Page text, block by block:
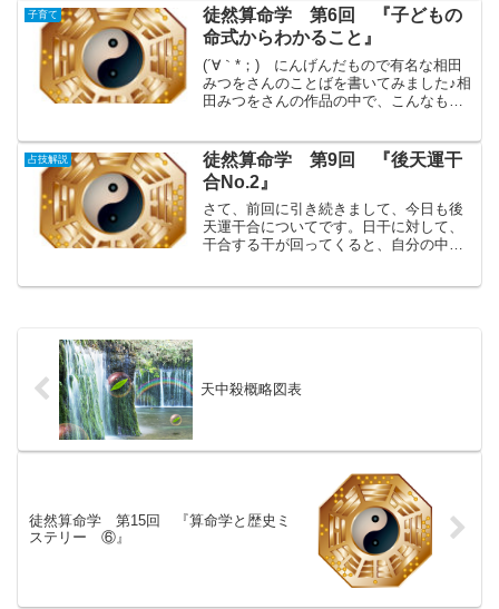
の大半会・申子（年支と月支）の半会・
全柱陽干支・...
子育て
徒然算命学 第6回 『子どもの
命式からわかること』
(´∀｀*；)ゞにんげんだもので有名な相田
みつをさんのことばを書いてみました♪相
田みつをさんの作品の中で、こんなもの
分かると言いますが、今日は、子供の命
式からその時の親...
占技解説
徒然算命学 第9回 『後天運干
合No.2』
さて、前回に引き続きまして、今日も後
天運干合についてです。日干に対して、
干合する干が回ってくると、自分の中の
天中殺概略図表
徒然算命学 第15回 『算命学と歴史ミ
ステリー ⑥』